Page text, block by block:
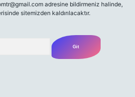
adresine bildirmeniz halinde,
sitemizden kaldırılacaktır.